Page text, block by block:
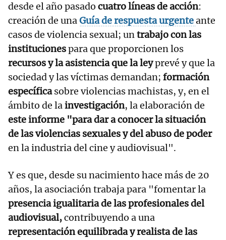
desde el año pasado cuatro líneas de acción:
creación de unaGuía de respuesta urgenteante
casos de violencia sexual; untrabajo con las
institucionespara que proporcionen los
recursos y la asistencia que la leyprevé y que la
sociedad y las víctimas demandan; formación
específicasobre violencias machistas, y, en el
ámbito de lainvestigación, la elaboración de
este informe "para dar a conocer la situación
de las violencias sexuales y del abuso de poder
en la industria del cine y audiovisual".
Y es que, desde su nacimiento hace más de 20
años, la asociación trabaja para "fomentar la
presencia igualitaria de las profesionales del
audiovisual,contribuyendo a una
representación equilibrada y realista de las